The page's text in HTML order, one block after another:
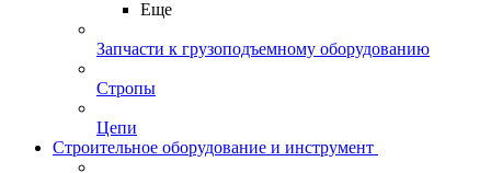
Еще
Запчасти к грузоподъемному оборудованию
Стропы
Цепи
Строительное оборудование и инструмент